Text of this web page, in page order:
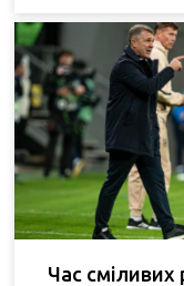
Час сміливих